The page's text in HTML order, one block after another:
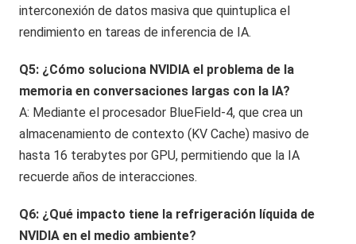
interconexión de datos masiva que quintuplica el
rendimiento en tareas de inferencia de IA.
Q5: ¿Cómo soluciona NVIDIA el problema de la
memoria en conversaciones largas con la IA?
A: Mediante el procesador BlueField-4, que crea un
almacenamiento de contexto (KV Cache) masivo de
hasta 16 terabytes por GPU, permitiendo que la IA
recuerde años de interacciones.
Q6: ¿Qué impacto tiene la refrigeración líquida de
NVIDIA en el medio ambiente?